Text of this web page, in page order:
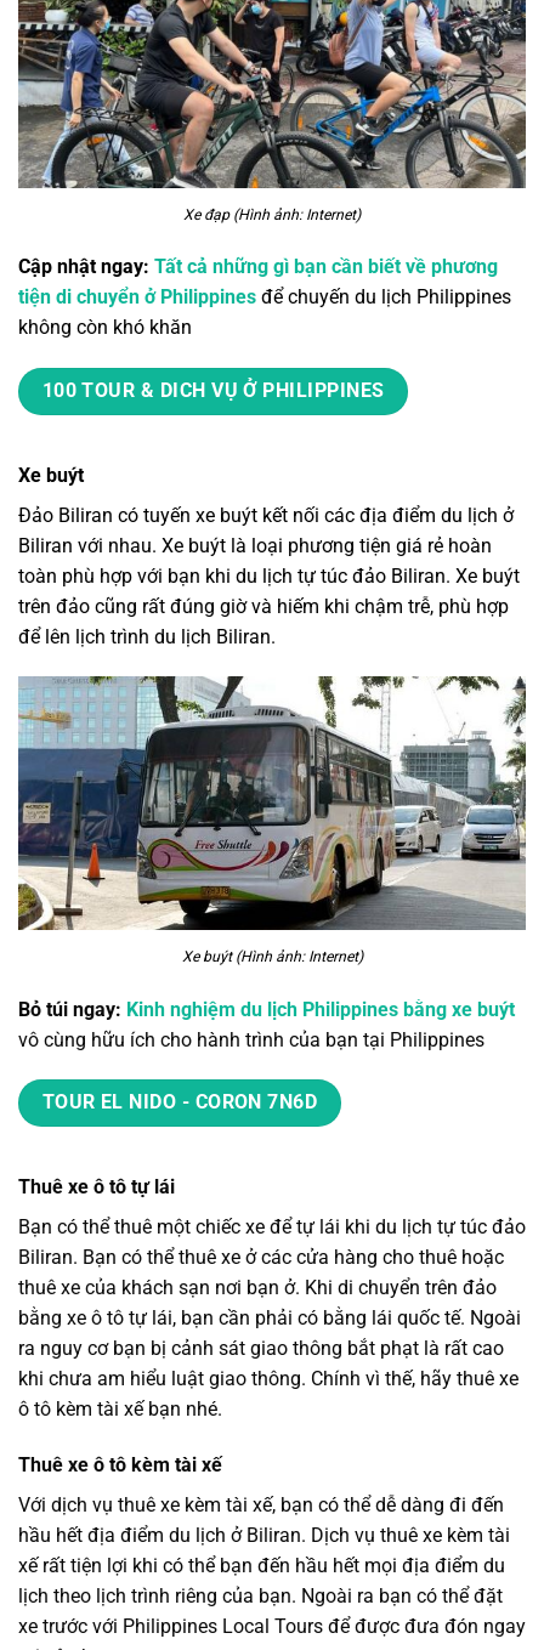
Xe đạp (Hình ảnh: Internet)
Cập nhật ngay: Tất cả những gì bạn cần biết về phương
tiện di chuyển ở Philippines để chuyến du lịch Philippines
không còn khó khăn
100 TOUR & DICH VỤ Ở PHILIPPINES
Xe buýt
Đảo Biliran có tuyến xe buýt kết nối các địa điểm du lịch ở
Biliran với nhau. Xe buýt là loại phương tiện giá rẻ hoàn
toàn phù hợp với bạn khi du lịch tự túc đảo Biliran. Xe buýt
trên đảo cũng rất đúng giờ và hiếm khi chậm trễ, phù hợp
để lên lịch trình du lịch Biliran.
Xe buýt (Hình ảnh: Internet)
Bỏ túi ngay: Kinh nghiệm du lịch Philippines bằng xe buýt
vô cùng hữu ích cho hành trình của bạn tại Philippines
TOUR EL NIDO - CORON 7N6D
Thuê xe ô tô tự lái
Bạn có thể thuê một chiếc xe để tự lái khi du lịch tự túc đảo
Biliran. Bạn có thể thuê xe ở các cửa hàng cho thuê hoặc
thuê xe của khách sạn nơi bạn ở. Khi di chuyển trên đảo
bằng xe ô tô tự lái, bạn cần phải có bằng lái quốc tế. Ngoài
ra nguy cơ bạn bị cảnh sát giao thông bắt phạt là rất cao
khi chưa am hiểu luật giao thông. Chính vì thế, hãy thuê xe
ô tô kèm tài xế bạn nhé.
Thuê xe ô tô kèm tài xế
Với dịch vụ thuê xe kèm tài xế, bạn có thể dễ dàng đi đến
hầu hết địa điểm du lịch ở Biliran. Dịch vụ thuê xe kèm tài
xế rất tiện lợi khi có thể bạn đến hầu hết mọi địa điểm du
lịch theo lịch trình riêng của bạn. Ngoài ra bạn có thể đặt
xe trước với Philippines Local Tours để được đưa đón ngay